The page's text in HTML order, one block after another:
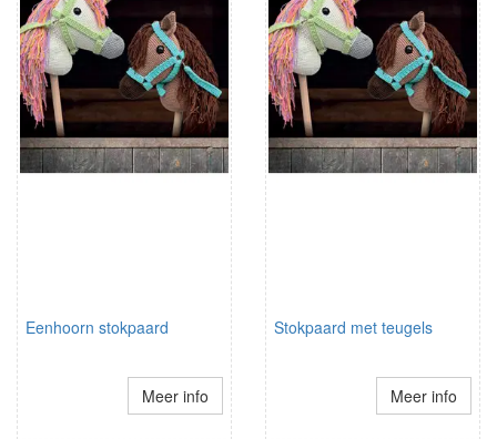
Eenhoorn stokpaard
Meer info
Stokpaard met teugels
Meer info